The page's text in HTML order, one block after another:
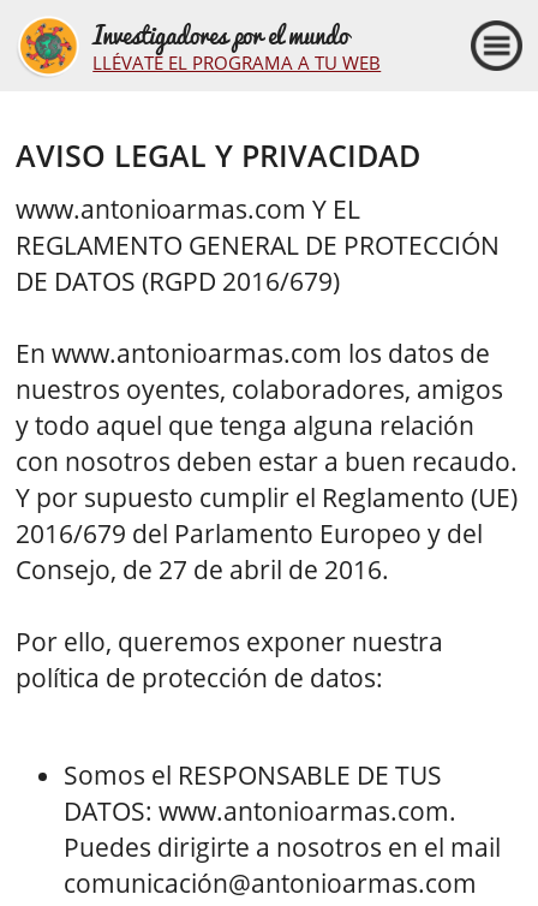
Investigadores por el mundo
LLÉVATE EL PROGRAMA A TU WEB
AVISO LEGAL Y PRIVACIDAD
www.antonioarmas.com Y EL
REGLAMENTO GENERAL DE PROTECCIÓN
DE DATOS (RGPD 2016/679)
En www.antonioarmas.com los datos de
nuestros oyentes, colaboradores, amigos
y todo aquel que tenga alguna relación
con nosotros deben estar a buen recaudo.
Y por supuesto cumplir el Reglamento (UE)
2016/679 del Parlamento Europeo y del
Consejo, de 27 de abril de 2016.
Por ello, queremos exponer nuestra
política de protección de datos:
Somos el RESPONSABLE DE TUS
DATOS: www.antonioarmas.com.
Puedes dirigirte a nosotros en el mail
comunicación@antonioarmas.com